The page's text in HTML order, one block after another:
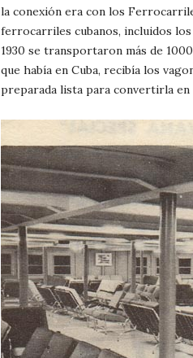
la conexión era con los
ferrocarriles cubanos, incluidos
1930 se transportaron más de
que había en Cuba, recibía los
preparada lista para convertirla